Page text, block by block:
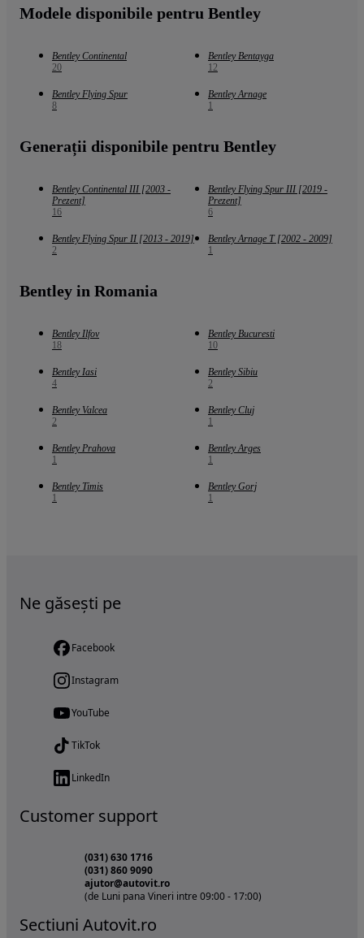
Modele disponibile pentru Bentley
Bentley Continental
20
Bentley Bentayga
12
Bentley Flying Spur
8
Bentley Arnage
1
Generații disponibile pentru Bentley
Bentley Continental III [2003 -
Prezent]
16
Bentley Flying Spur III [2019 -
Prezent]
6
Bentley Flying Spur II [2013 - 2019]
2
Bentley Arnage T [2002 - 2009]
1
Bentley in Romania
Bentley Ilfov
18
Bentley Bucuresti
10
Bentley Iasi
4
Bentley Sibiu
2
Bentley Valcea
2
Bentley Cluj
1
Bentley Prahova
1
Bentley Arges
1
Bentley Timis
1
Bentley Gorj
1
Ne găsești pe
Facebook
Instagram
YouTube
TikTok
LinkedIn
Customer support
(031) 630 1716
(031) 860 9090
ajutor@autovit.ro
(de Luni pana Vineri intre 09:00 - 17:00)
Sectiuni Autovit.ro